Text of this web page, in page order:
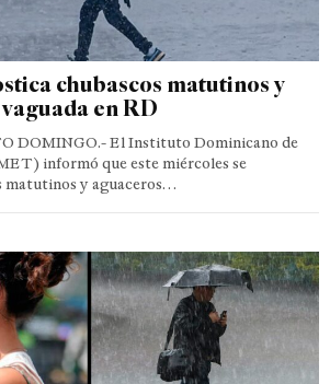
chubascos matutinos y
en RD
DOMINGO.- El Instituto Dominicano de
informó que este miércoles se
matutinos y aguaceros…